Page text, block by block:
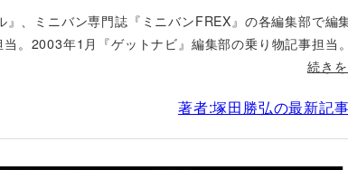
、ミニバン専門誌『ミニバンFREX』の各編集部で編
。2003年1月『ゲットナビ』編集部の乗り物記事担当
続き
著者:塚田勝弘の最新記